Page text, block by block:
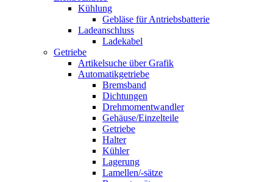
Kühlung
Gebläse für Antriebsbatterie
Ladeanschluss
Ladekabel
Getriebe
Artikelsuche über Grafik
Automatikgetriebe
Bremsband
Dichtungen
Drehmomentwandler
Gehäuse/Einzelteile
Getriebe
Halter
Kühler
Lagerung
Lamellen/-sätze